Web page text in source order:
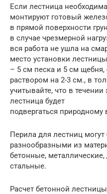
Если лестница
монтируют готовый
в прямой поверхности
в случае чрезмерной
вся работа не ушла на
место установки
– 5 см песка и 5 см
раствором на 2-3 см., в
учитывайте, что в
лестница будет
подвергаться
Перила для лестниц
разнообразными из
бетонные,
стальные.
Расчет бетонной